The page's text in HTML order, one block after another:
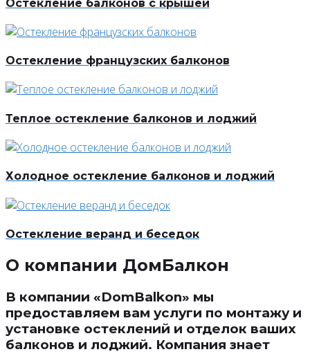
Остекление балконов с крышей
Остекление французских балконов
Теплое остекление балконов и лоджий
Холодное остекление балконов и лоджий
Остекление веранд и беседок
О компании ДомБалкон
В компании «DomBalkon» мы
предоставляем вам услуги по монтажу и
установке остеклений и отделок ваших
балконов и лоджий. Компания знает